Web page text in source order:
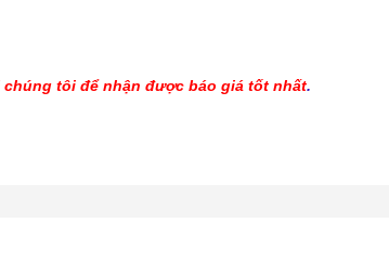
tôi để nhận được báo giá tốt nhất.